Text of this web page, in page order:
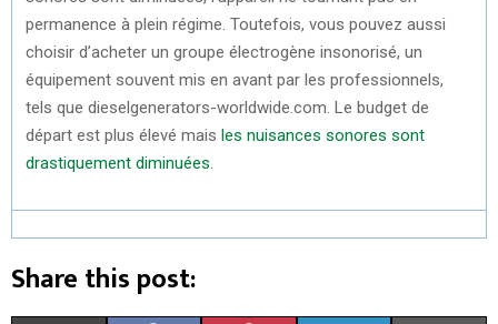
permanence à plein régime. Toutefois, vous pouvez aussi
choisir d’acheter un groupe électrogène insonorisé, un
équipement souvent mis en avant par les professionnels,
tels que dieselgenerators-worldwide.com. Le budget de
départ est plus élevé mais les nuisances sonores sont
drastiquement diminuées
Share this post: